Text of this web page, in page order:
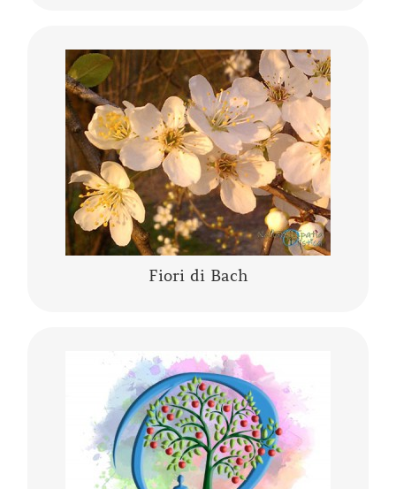
Fiori di Bach
I fiori di Bach sono una “terapia vibrazionale-
energetica” messa a punto da Edward Bach. I
fiori di Bach sono delle “lanterne” che aiutano
a comprendere se stessi,…….
CONTINUA A LEGGERE
Lo yoga, la meditazione, la mindfulness, lo
yogaterapia, il rilassamento guidato sono
percorsi del Sé che ci conducono alla porta di
noi stessi.
CONTINUA A LEGGERE